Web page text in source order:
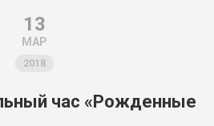
13
МАР
2018
час «Рожденные